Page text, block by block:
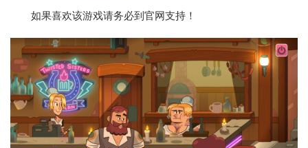
如果喜欢该游戏请务必到官网支持！